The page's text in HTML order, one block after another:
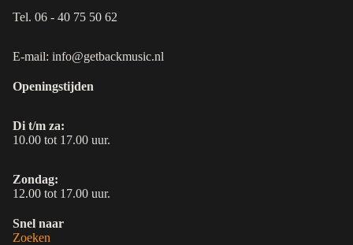
Tel. 06 - 40 75 50 62
E-mail: info@getbackmusic.nl
Openingstijden
Di t/m za:
10.00 tot 17.00 uur.
Zondag:
12.00 tot 17.00 uur.
Snel naar
Zoeken